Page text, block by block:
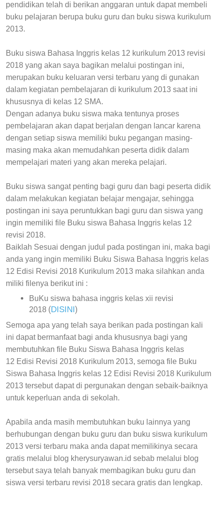
pendidikan telah di berikan anggaran untuk dapat membeli
buku pelajaran berupa buku guru dan buku siswa kurikulum
2013.
Buku siswa Bahasa Inggris kelas 12 kurikulum 2013 revisi
2018 yang akan saya bagikan melalui postingan ini,
merupakan buku keluaran versi terbaru yang di gunakan
dalam kegiatan pembelajaran di kurikulum 2013 saat ini
khususnya di kelas 12 SMA.
Dengan adanya buku siswa maka tentunya proses
pembelajaran akan dapat berjalan dengan lancar karena
dengan setiap siswa memiliki buku pegangan masing-
masing maka akan memudahkan peserta didik dalam
mempelajari materi yang akan mereka pelajari.
Buku siswa sangat penting bagi guru dan bagi peserta didik
dalam melakukan kegiatan belajar mengajar, sehingga
postingan ini saya peruntukkan bagi guru dan siswa yang
ingin memiliki file Buku siswa Bahasa Inggris kelas 12
revisi 2018.
Baiklah Sesuai dengan judul pada postingan ini, maka bagi
anda yang ingin memiliki Buku Siswa Bahasa Inggris kelas
12 Edisi Revisi 2018 Kurikulum 2013 maka silahkan anda
miliki filenya berikut ini :
BuKu siswa bahasa inggris kelas xii revisi
2018 (DISINI)
Semoga apa yang telah saya berikan pada postingan kali
ini dapat bermanfaat bagi anda khususnya bagi yang
membutuhkan file Buku Siswa Bahasa Inggris kelas
12 Edisi Revisi 2018 Kurikulum 2013, semoga file Buku
Siswa Bahasa Inggris kelas 12 Edisi Revisi 2018 Kurikulum
2013 tersebut dapat di pergunakan dengan sebaik-baiknya
untuk keperluan anda di sekolah.
Apabila anda masih membutuhkan buku lainnya yang
berhubungan dengan buku guru dan buku siswa kurikulum
2013 versi terbaru maka anda dapat memilikinya secara
gratis melalui blog kherysuryawan.id sebab melalui blog
tersebut saya telah banyak membagikan buku guru dan
siswa versi terbaru revisi 2018 secara gratis dan lengkap.